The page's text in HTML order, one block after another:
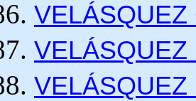
VELÁSQUEZ
VELÁSQUEZ